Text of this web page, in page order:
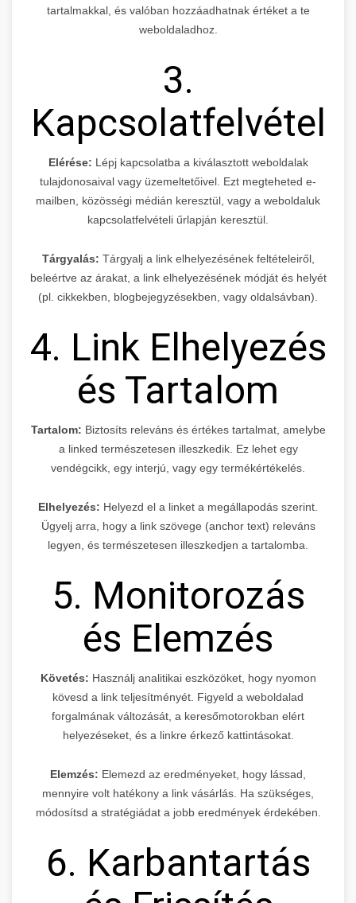
tartalmakkal, és valóban hozzáadhatnak értéket a te
weboldaladhoz.
3.
Kapcsolatfelvétel
Elérése: Lépj kapcsolatba a kiválasztott weboldalak
tulajdonosaival vagy üzemeltetőivel. Ezt megteheted e-
mailben, közösségi médián keresztül, vagy a weboldaluk
kapcsolatfelvételi űrlapján keresztül.
Tárgyalás: Tárgyalj a link elhelyezésének feltételeiről,
beleértve az árakat, a link elhelyezésének módját és helyét
(pl. cikkekben, blogbejegyzésekben, vagy oldalsávban).
4. Link Elhelyezés
és Tartalom
Tartalom: Biztosíts releváns és értékes tartalmat, amelybe
a linked természetesen illeszkedik. Ez lehet egy
vendégcikk, egy interjú, vagy egy termékértékelés.
Elhelyezés: Helyezd el a linket a megállapodás szerint.
Ügyelj arra, hogy a link szövege (anchor text) releváns
legyen, és természetesen illeszkedjen a tartalomba.
5. Monitorozás
és Elemzés
Követés: Használj analitikai eszközöket, hogy nyomon
kövesd a link teljesítményét. Figyeld a weboldalad
forgalmának változását, a keresőmotorokban elért
helyezéseket, és a linkre érkező kattintásokat.
Elemzés: Elemezd az eredményeket, hogy lássad,
mennyire volt hatékony a link vásárlás. Ha szükséges,
módosítsd a stratégiádat a jobb eredmények érdekében.
6. Karbantartás